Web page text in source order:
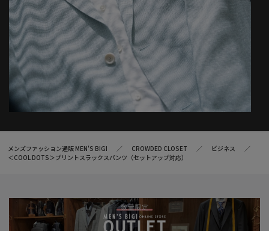
す。
※モニター・パソコン環境により色味に誤差が生じる場合がござ
います。予めご了承くださいませ。
メンズファッション通販 MEN'S BIGI CROWDED CLOSET
ビジネス
＜COOL DOTS＞プリントスラックスパンツ（セットアップ対応）